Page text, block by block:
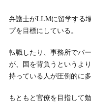
弁護士がLLMに留学する
プを目標にしている。
転職したり、事務所でパ
が、国を背負うというよ
持っている人が圧倒的に
もともと官僚を目指して